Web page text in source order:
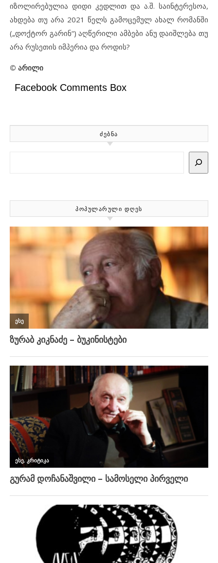
იზოლირებულია დიდი კედლით და ა.შ. საინტერესოა,
ახდება თუ არა 2021 წელს გამოცემულ ახალ რომანში
(„დოქტორ გარინ“) აღწერილი ამბები ანუ დაიშლება თუ
არა რუსეთის იმპერია და როდის?
© არილი
Facebook Comments Box
ᲫᲔᲑᲜᲐ
ᲞᲝᲞᲣᲚᲐᲠᲣᲚᲘ ᲓᲦᲔᲡ